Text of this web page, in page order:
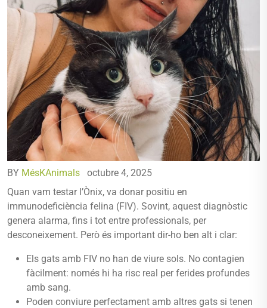
BY MésKAnimals
octubre 4, 2025
Quan vam testar l’Ònix, va donar positiu en
immunodeficiència felina (FIV). Sovint, aquest diagnòstic
genera alarma, fins i tot entre professionals, per
desconeixement. Però és important dir-ho ben alt i clar:
Els gats amb FIV no han de viure sols. No contagien
fàcilment: només hi ha risc real per ferides profundes
amb sang.
Poden conviure perfectament amb altres gats si tenen